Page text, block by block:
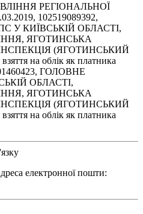
РЕГІОНАЛЬНОЇ
102519089392,
У КИЇВСЬКІЙ ОБЛАСТІ,
ЯГОТИНСЬКА
(ЯГОТИНСЬКИЙ
на облік як платника
ГОЛОВНЕ
ОБЛАСТІ,
ЯГОТИНСЬКА
(ЯГОТИНСЬКИЙ
на облік як платника
електронної пошти: